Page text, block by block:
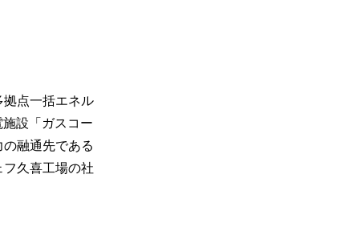
拠点一括エネル
設「ガスコー
融通先である
久喜工場の社